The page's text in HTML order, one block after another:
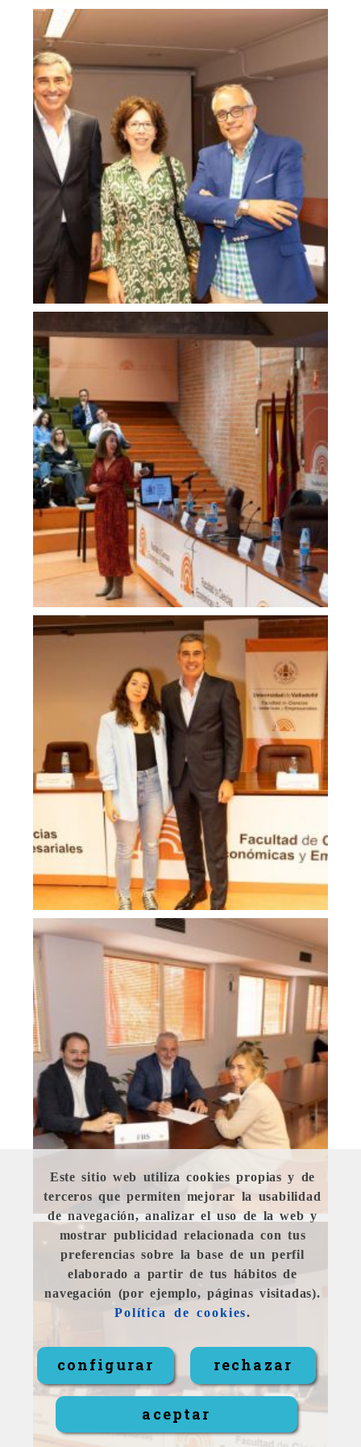
Este sitio web utiliza cookies propias y de
terceros que permiten mejorar la usabilidad
de navegación, analizar el uso de la web y
mostrar publicidad relacionada con tus
preferencias sobre la base de un perfil
elaborado a partir de tus hábitos de
navegación (por ejemplo, páginas visitadas).
Política de cookies.
configurar rechazar
aceptar